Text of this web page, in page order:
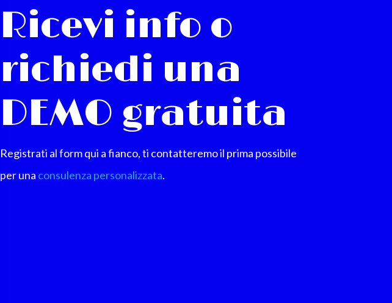
Ricevi info o
richiedi una
DEMO gratuita
Registrati al form qui a fianco, ti contatteremo il prima possibile
per una consulenza personalizzata.